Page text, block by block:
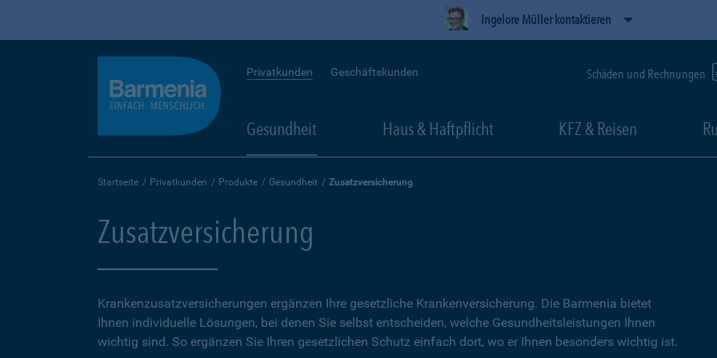
Ingelore Müller kontaktieren
Privatkunden Geschäftskunden Schäden und Rechnungen
Gesundheit Haus & Haftpflicht KFZ & Reisen
Startseite Privatkunden Produkte Gesundheit Zusatzversicherung
Zusatzversicherung
Krankenzusatzversicherungen ergänzen Ihre gesetzliche Kranken­versicherung. Die Barmenia bietet
Ihnen individuelle Lösungen, bei denen Sie selbst entscheiden, welche Gesundheitsleistungen Ihnen
wichtig sind. So ergänzen Sie Ihren gesetzlichen Schutz einfach dort, wo er Ihnen besonders wichtig ist.